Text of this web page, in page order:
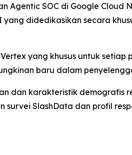
Agentic SOC di Google Cloud
didedikasikan secara
yang khusus untuk setiap
baru dalam
dan karakteristik demografis
SlashData dan profil